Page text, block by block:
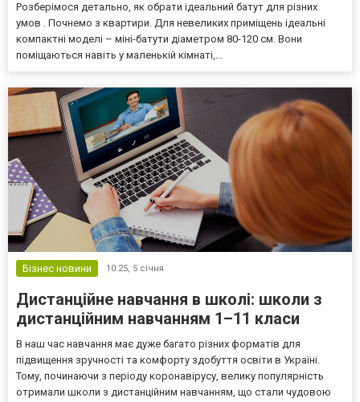
Розберімося детально, як обрати ідеальний батут для різних
умов . Почнемо з квартири. Для невеликих приміщень ідеальні
компактні моделі – міні-батути діаметром 80-120 см. Вони
поміщаються навіть у маленькій кімнаті,...
Бізнес новини 10:25, 5 січня
Дистанційне навчання в школі: школи з
дистанційним навчанням 1–11 класи
В наш час навчання має дуже багато різних форматів для
підвищення зручності та комфорту здобуття освіти в Україні.
Тому, починаючи з періоду коронавірусу, велику популярність
отримали школи з дистанційним навчанням, що стали чудовою